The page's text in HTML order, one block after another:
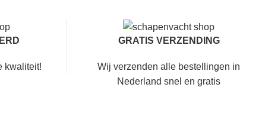
kwaliteit!
GRATIS VERZENDING
Wij verzenden alle bestellingen in
Nederland snel en gratis